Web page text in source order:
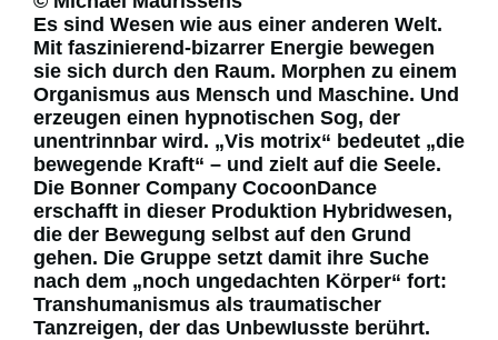
Es sind Wesen wie aus einer anderen Welt.
Mit faszinierend-bizarrer Energie bewegen
sie sich durch den Raum. Morphen zu einem
Organismus aus Mensch und Maschine. Und
erzeugen einen hypnotischen Sog, der
unentrinnbar wird. „Vis motrix“ bedeutet „die
bewegende Kraft“ – und zielt auf die Seele.
Die Bonner Company CocoonDance
erschafft in dieser Produktion Hybridwesen,
die der Bewegung selbst auf den Grund
gehen. Die Gruppe setzt damit ihre Suche
nach dem „noch ungedachten Körper“ fort:
Transhumanismus als traumatischer
Tanzreigen, der das UnbewIusste berührt.